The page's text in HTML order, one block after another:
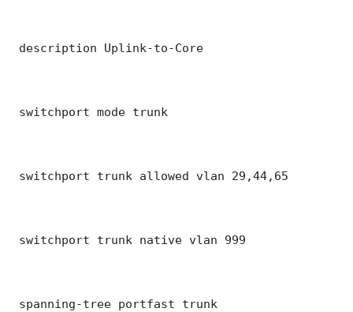
description Uplink-to-Core
switchport mode trunk
switchport trunk allowed vlan 29,44,65
switchport trunk native vlan 999
spanning-tree portfast trunk